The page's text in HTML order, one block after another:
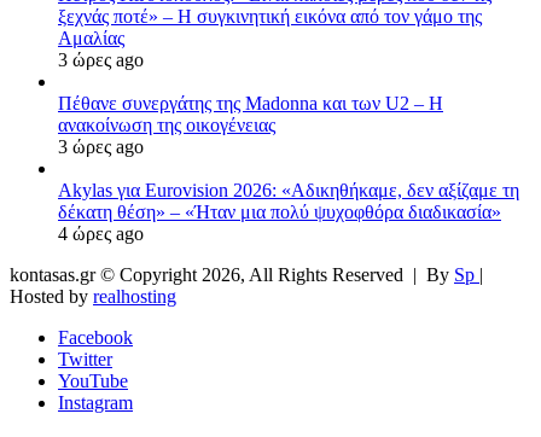
ξεχνάς ποτέ» – Η συγκινητική εικόνα από τον γάμο της
Αμαλίας
3 ώρες ago
Πέθανε συνεργάτης της Madonna και των U2 – Η
ανακοίνωση της οικογένειας
3 ώρες ago
Akylas για Eurovision 2026: «Aδικηθήκαμε, δεν αξίζαμε τη
δέκατη θέση» – «Ήταν μια πολύ ψυχοφθόρα διαδικασία»
4 ώρες ago
kontasas.gr © Copyright 2026, All Rights Reserved | By Sp |
Hosted by realhosting
Facebook
Twitter
YouTube
Instagram